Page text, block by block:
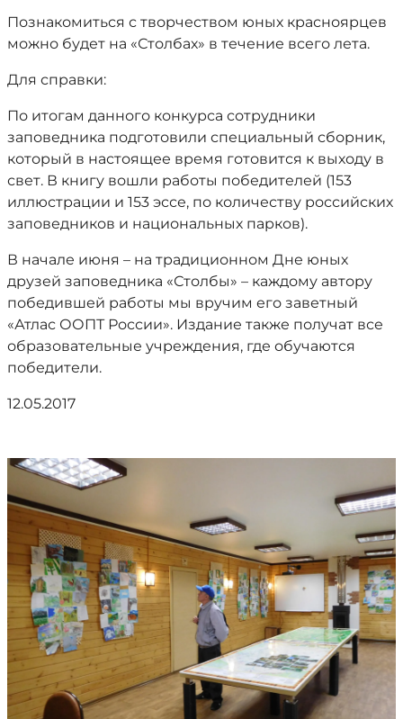
Познакомиться с творчеством юных красноярцев
можно будет на «Столбах» в течение всего лета.
Для справки:
По итогам данного конкурса сотрудники
заповедника подготовили специальный сборник,
который в настоящее время готовится к выходу в
свет. В книгу вошли работы победителей (153
иллюстрации и 153 эссе, по количеству российских
заповедников и национальных парков).
В начале июня – на традиционном Дне юных
друзей заповедника «Столбы» – каждому автору
победившей работы мы вручим его заветный
«Атлас ООПТ России». Издание также получат все
образовательные учреждения, где обучаются
победители.
12.05.2017